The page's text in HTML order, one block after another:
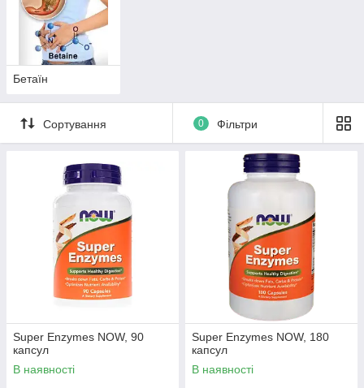
Бетаїн
Сортування 0 Фільтри
Super Enzymes NOW, 90
капсул
В наявності
Super Enzymes NOW, 180
капсул
В наявності